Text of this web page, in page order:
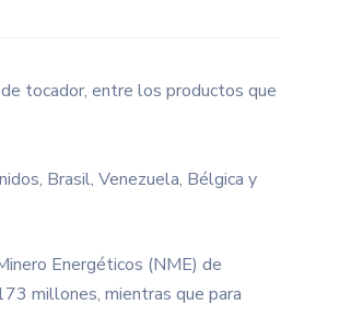
tocador, entre los productos que
Brasil, Venezuela, Bélgica y
Energéticos (NME) de
millones, mientras que para